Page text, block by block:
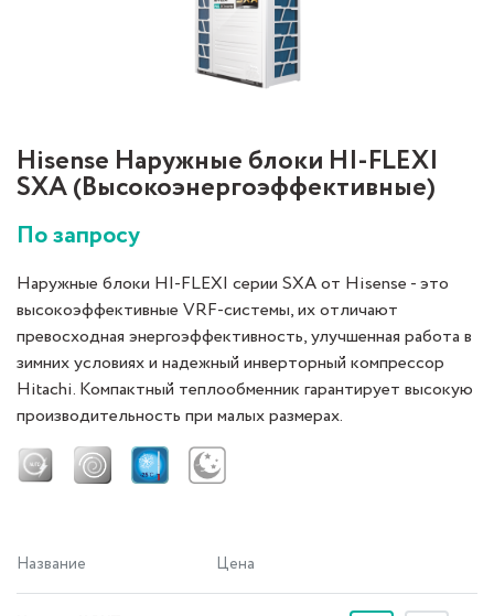
Hisense Наружные блоки HI-FLEXI
SXA (Высокоэнергоэффективные)
По запросу
Наружные блоки HI-FLEXI серии SXA от Hisense - это
высокоэффективные VRF-системы, их отличают
превосходная энергоэффективность, улучшенная работа в
зимних условиях и надежный инверторный компрессор
Hitachi. Компактный теплообменник гарантирует высокую
производительность при малых размерах.
Название Цена